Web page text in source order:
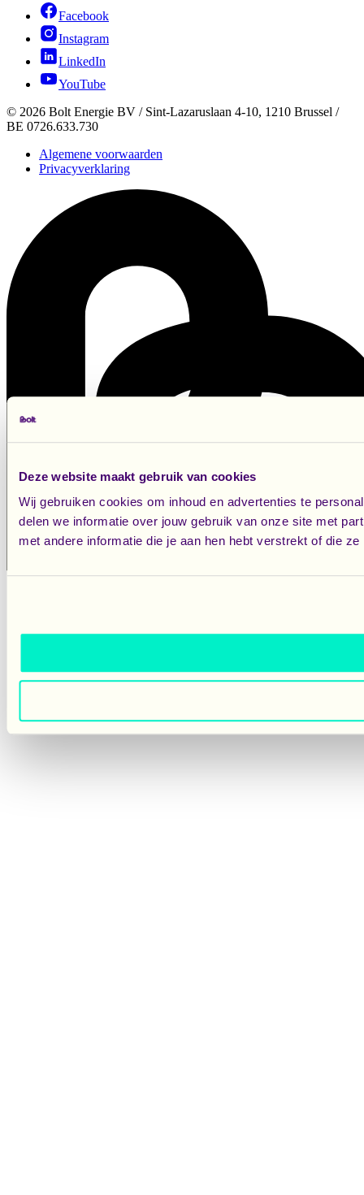
Deze website maakt gebruik van cookies
Wij gebruiken cookies om inhoud en advertenties te
delen we informatie over jouw gebruik van onze site met
met andere informatie die je aan hen hebt verstrekt of die
Facebook
Instagram
LinkedIn
YouTube
© 2026 Bolt Energie BV / Sint-Lazaruslaan 4-10, 1210 Brussel /
BE 0726.633.730
Algemene voorwaarden
Privacyverklaring